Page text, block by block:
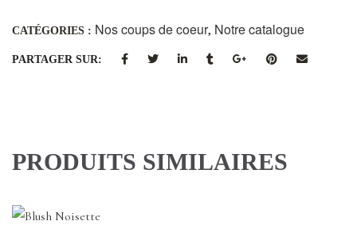
CATÉGORIES : Nos coups de coeur, Notre catalogue
PARTAGER SUR:
PRODUITS SIMILAIRES